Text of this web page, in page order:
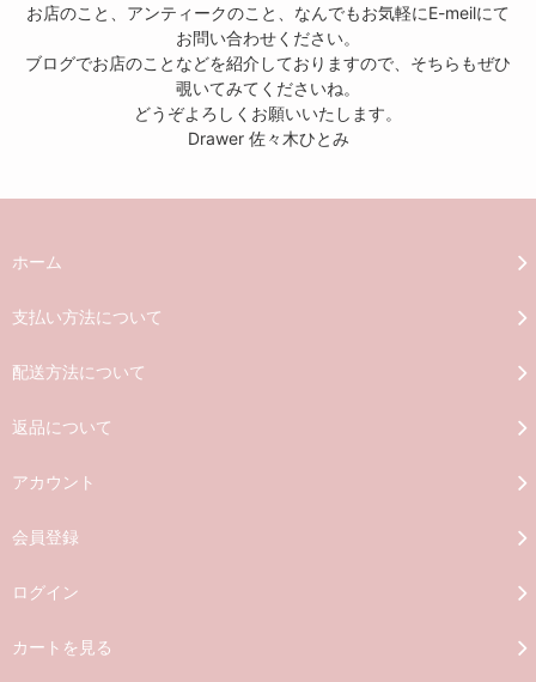
お店のこと、アンティークのこと、なんでもお気軽にE-meilにて
お問い合わせください。
ブログでお店のことなどを紹介しておりますので、そちらもぜひ
覗いてみてくださいね。
どうぞよろしくお願いいたします。
Drawer 佐々木ひとみ
ホーム
支払い方法について
配送方法について
返品について
アカウント
会員登録
ログイン
カートを見る